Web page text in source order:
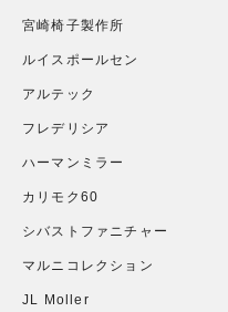
宮崎椅子製作所
ルイスポールセン
アルテック
フレデリシア
ハーマンミラー
カリモク60
シバストファニチャー
マルニコレクション
JL Moller